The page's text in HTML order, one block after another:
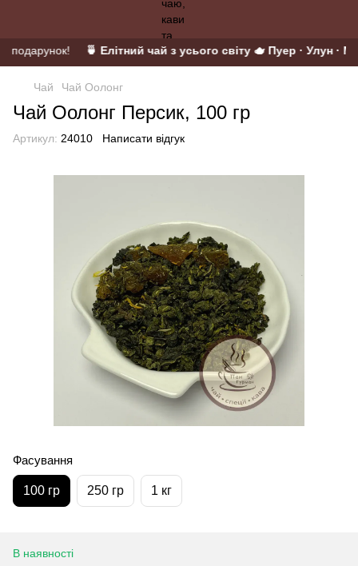
подарунок! 🍵 Елітний чай з усього світу 🫖 Пуер · Улун ·
Чай Чай Оолонг
Чай Оолонг Персик, 100 гр
Артикул: 24010 Написати відгук
Фасування
100 гр 250 гр 1 кг
В наявності